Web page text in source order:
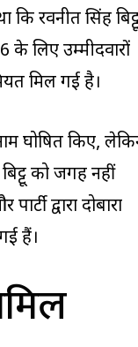
रवनीत सिंह
के लिए उम्मीदवारों
मिल गई है।
घोषित किए,
को जगह नहीं
द्वारा दोबारा
हैं।